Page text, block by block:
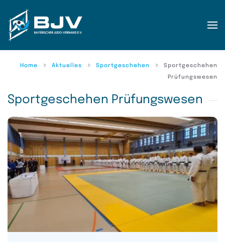
Zum Hauptinhalt springen
Home Aktuelles Sportgeschehen
Sportgeschehen
Prüfungswesen
Sportgeschehen Prüfungswesen